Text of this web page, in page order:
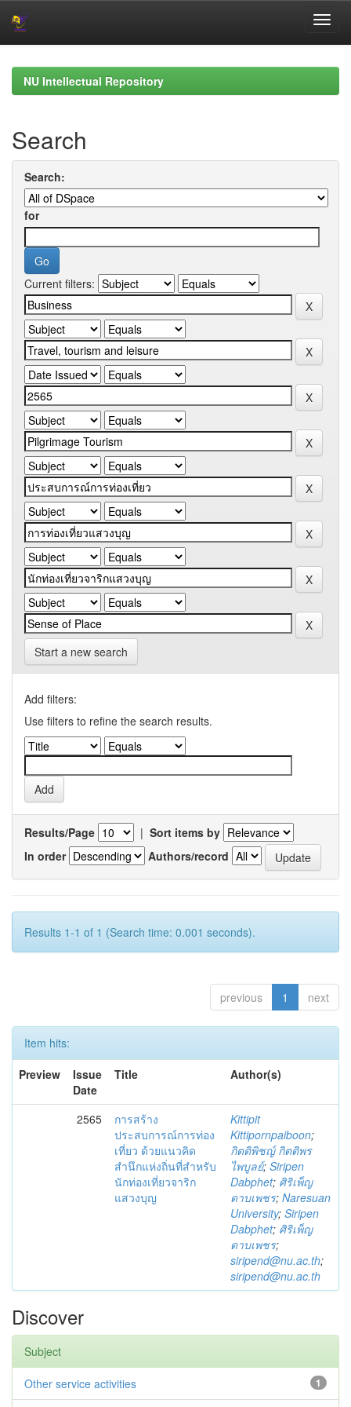
navigationNU Intellectual Repository
Search
Search:
for
Current filters:
Start a new search
Add filters:
Use filters to refine the search results.
Results/Page | Sort items by
In order
Authors/record
Results 1-1 of 1 (Search time: 0.001 seconds).
previous 1 next
Item hits:
Preview
Issue
Date
Title Author(s)
2565
การสร้าง
ประสบการณ์การท่อง
เที่ยว ด้วยแนวคิด
สำนึกแห่งถิ่นที่สำหรับ
นักท่องเที่ยวจาริก
แสวงบุญ
Kittipit
Kittipornpaiboon;
กิตติพิชญ์ กิตติพร
ไพบูลย์; Siripen
Dabphet; ศิริเพ็ญ
ดาบเพชร; Naresuan
University; Siripen
Dabphet; ศิริเพ็ญ
ดาบเพชร;
siripend@nu.ac.th;
siripend@nu.ac.th
Discover
Subject
1
Other service activities